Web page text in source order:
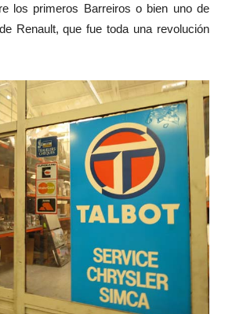
los primeros Barreiros o bien uno de
Renault, que fue toda una revolución